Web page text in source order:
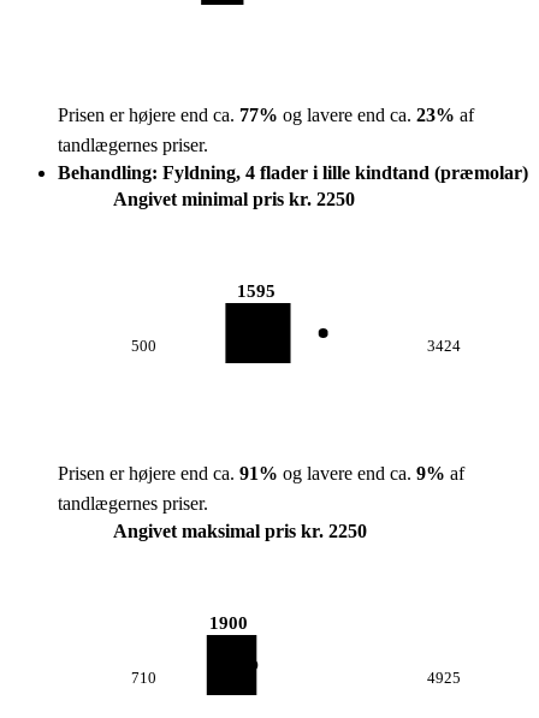
Prisen er højere end ca. 77% og lavere end ca. 23% af
tandlægernes priser.
Behandling: Fyldning, 4 flader i lille kindtand (præmolar)
Angivet minimal pris kr. 2250
500
1595
3424
Prisen er højere end ca. 91% og lavere end ca. 9% af
tandlægernes priser.
Angivet maksimal pris kr. 2250
710
1900
4925